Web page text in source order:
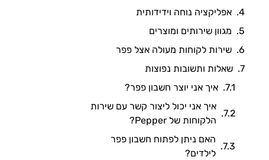
אפליקציה נוחה וידידותית
מגוון שירותים ומוצרים
שירות לקוחות מעולה אצל פפר
שאלות ותשובות נפוצות
איך אני יוצר חשבון פפר?
איך אני יכול ליצור קשר עם שירות
הלקוחות של Pepper?
האם ניתן לפתוח חשבון פפר
לילדים?